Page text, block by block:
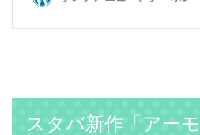
スタバ新作「アー